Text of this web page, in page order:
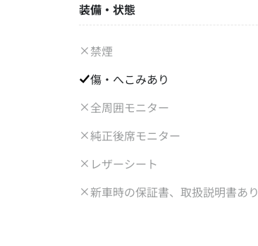
装備・状態
禁煙
傷・へこみあり
全周囲モニター
純正後席モニター
レザーシート
新車時の保証書、取扱説明書あり